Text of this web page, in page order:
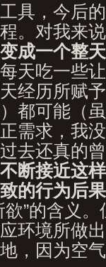
具，今后
。对我来
成一个整
天吃一些
经历所赋
都可能（
需求，我
去还真的
断接近这
的行为后
欲”的含义
环境所做
，因为空